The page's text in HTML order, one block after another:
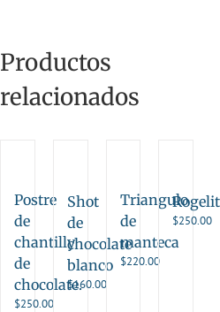
Productos
relacionados
Postre
de
chantilly
de
chocolate.
$250.00
Shot
de
chocolate
blanco
$160.00
Triangulo
de
manteca
$220.00
$250.00